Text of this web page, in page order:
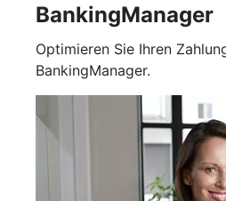
BankingManager
Optimieren Sie Ihren
BankingManager.